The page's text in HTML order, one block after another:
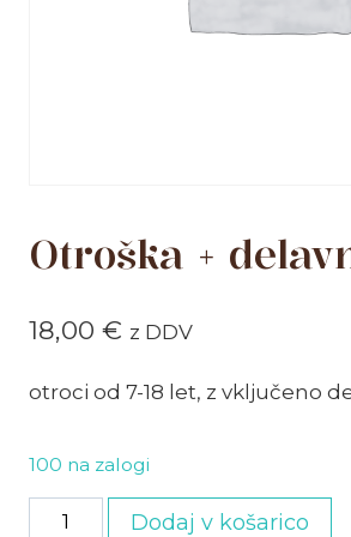
Otroška +
18,00 € z DDV
otroci od 7-18 let, z vključeno
100 na zalogi
Otroška
Dodaj v košarico